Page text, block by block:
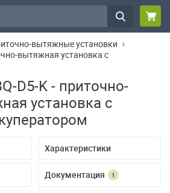
вытяжные установки
вытяжная установка с
D5-K - приточно-
установка с
Характеристики
Документация 1